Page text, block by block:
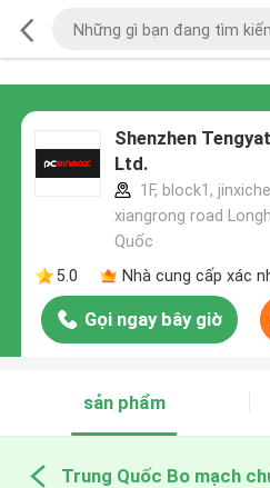
Shenzhen
Ltd.
1F, block1,
xiangrong road
Quốc
5.0
Nhà cung cấp xác
Gọi ngay bây giờ
sản phẩm
Trung Quốc Bo mạch